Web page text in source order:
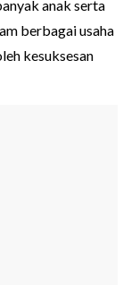
anak serta
berbagai usaha
kesuksesan